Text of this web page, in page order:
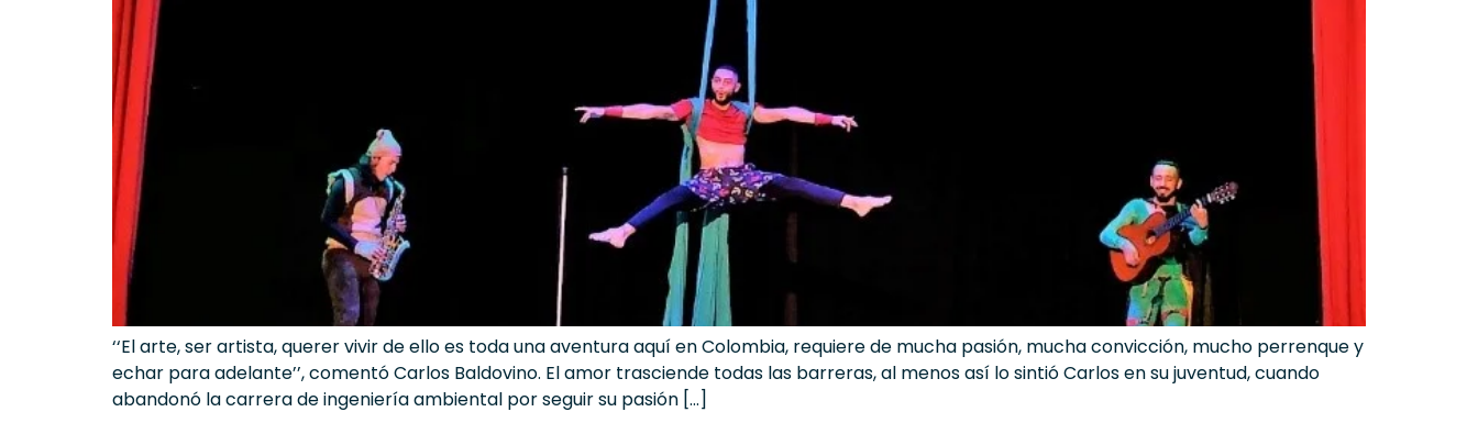
‘‘El arte, ser artista, querer vivir de ello es toda una aventura aquí en Colombia, requiere de mucha pasión, mucha convicción, mucho perrenque y
echar para adelante’’, comentó Carlos Baldovino. El amor trasciende todas las barreras, al menos así lo sintió Carlos en su juventud, cuando
abandonó la carrera de ingeniería ambiental por seguir su pasión […]